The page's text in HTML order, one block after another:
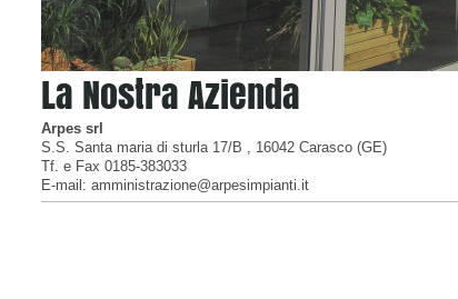
La Nostra Azienda
Arpes srl
S.S. Santa maria di sturla 17/B , 16042 Carasco (GE)
Tf. e Fax 0185-383033
E-mail: amministrazione@arpesimpianti.it